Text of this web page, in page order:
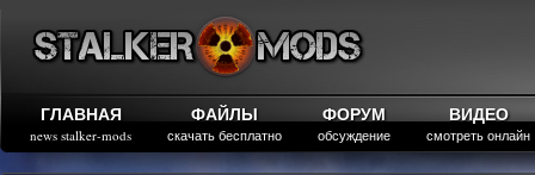
ГЛАВНАЯ
news stalker-mods
ФАЙЛЫ
скачать бесплатно
ФОРУМ
обсуждение
ВИДЕО
смотреть онлайн